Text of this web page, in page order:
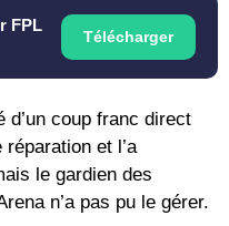
FPL
Télécharger
d’un coup franc direct
et l’a
le gardien des
n’a pas pu le gérer.